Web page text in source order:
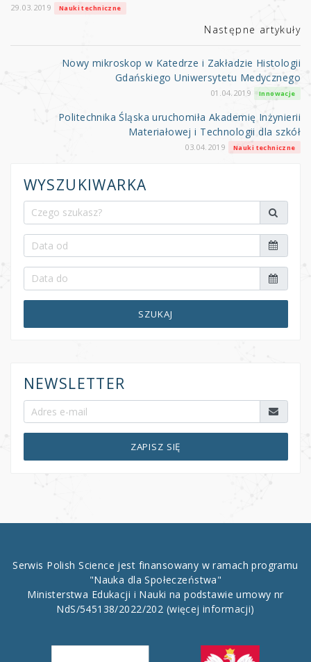
29.03.2019 Nauki techniczne
Następne artykuły
Nowy mikroskop w Katedrze i Zakładzie Histologii
Gdańskiego Uniwersytetu Medycznego
01.04.2019 Innowacje
Politechnika Śląska uruchomiła Akademię Inżynierii
Materiałowej i Technologii dla szkół
03.04.2019 Nauki techniczne
WYSZUKIWARKA
SZUKAJ
NEWSLETTER
ZAPISZ SIĘ
Serwis Polish Science jest finansowany w ramach programu
"Nauka dla Społeczeństwa"
Ministerstwa Edukacji i Nauki na podstawie umowy nr
NdS/545138/2022/202 (więcej informacji)